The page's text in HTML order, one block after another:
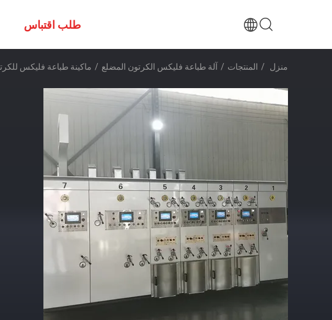
طلب اقتباس
منزل / المنتجات / آلة طباعة فليكس الكرتون المضلع / ماكينة طباعة فليكس